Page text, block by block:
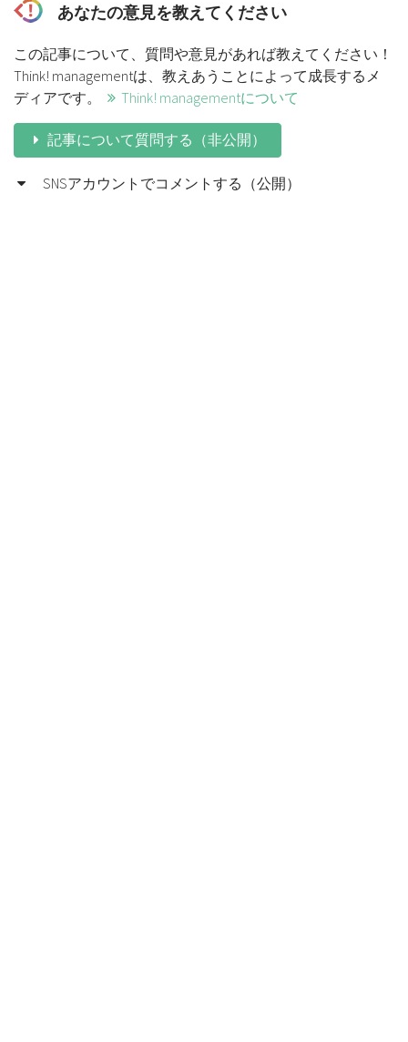
あなたの意見を教えてください
この記事について、質問や意見があれば教えてください！
Think! managementは、教えあうことによって成長するメ
ディアです。
Think! managementについて
記事について質問する（非公開）
SNSアカウントでコメントする（公開）